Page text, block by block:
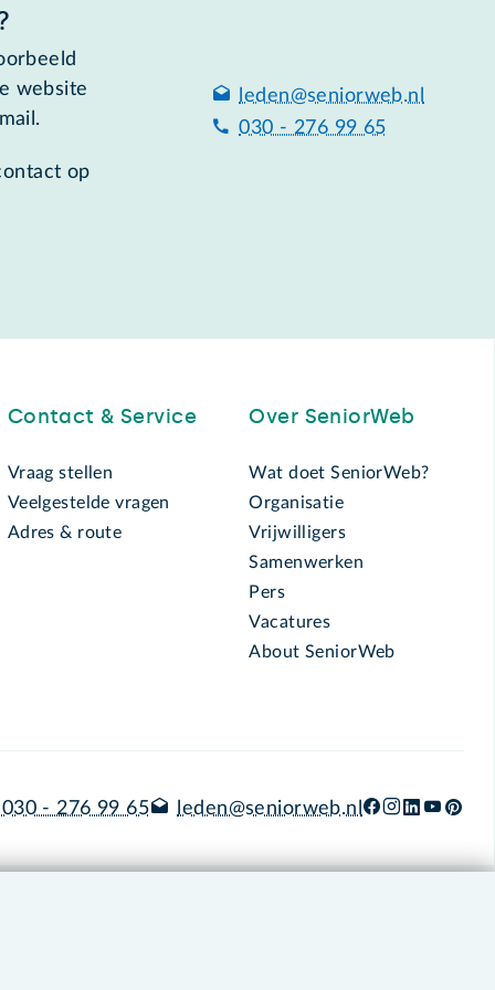
website
op
leden@seniorweb.nl
030 - 276 99 65
Contact & Service
Vraag stellen
Veelgestelde vragen
Adres & route
Over SeniorWeb
Wat doet SeniorWeb?
Organisatie
Vrijwilligers
Samenwerken
Pers
Vacatures
About SeniorWeb
030 - 276 99 65 leden@seniorweb.nl